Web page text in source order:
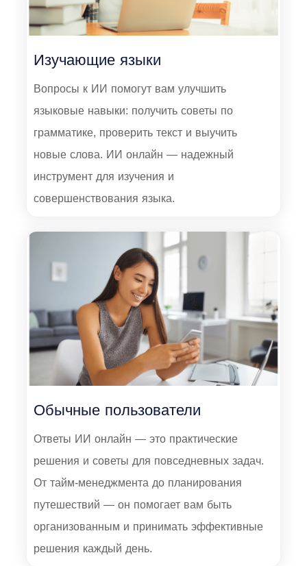
Изучающие языки
Вопросы к ИИ помогут вам улучшить
языковые навыки: получить советы по
грамматике, проверить текст и выучить
новые слова. ИИ онлайн — надежный
инструмент для изучения и
совершенствования языка.
Обычные пользователи
Ответы ИИ онлайн — это практические
решения и советы для повседневных задач.
От тайм-менеджмента до планирования
путешествий — он помогает вам быть
организованным и принимать эффективные
решения каждый день.